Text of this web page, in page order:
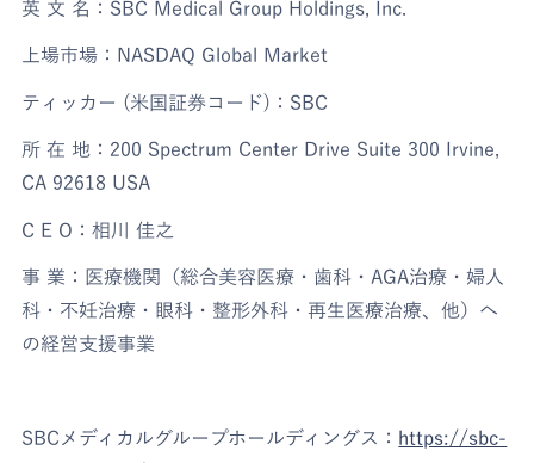
英 文 名：SBC Medical Group Holdings, Inc.
上場市場：NASDAQ Global Market
ティッカー (米国証券コード)：SBC
所 在 地：200 Spectrum Center Drive Suite 300 Irvine,
CA 92618 USA
C E O：相川 佳之
事 業：医療機関（総合美容医療・歯科・AGA治療・婦人
科・不妊治療・眼科・整形外科・再生医療治療、他）へ
の経営支援事業
SBCメディカルグループホールディングス： https://sbc-